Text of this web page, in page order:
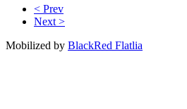
< Prev
Next >
Mobilized by BlackRed Flatlia